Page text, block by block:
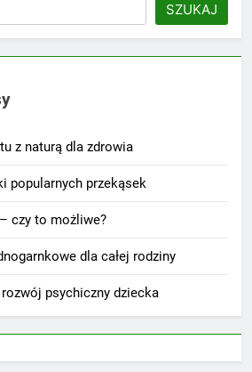
SZUKAJ
z naturą dla zdrowia
popularnych przekąsek
czy to możliwe?
dla całej rodziny
rozwój psychiczny dziecka